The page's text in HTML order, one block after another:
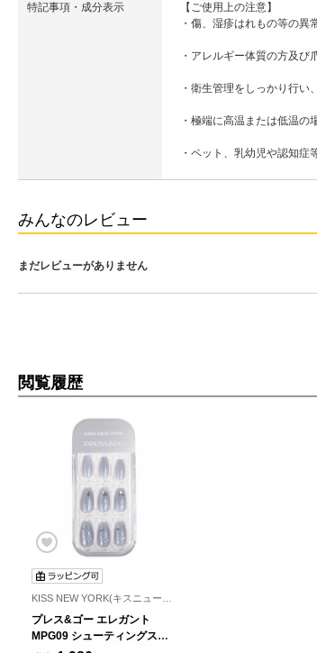
特記事項・成分表示
【ご使用上の注意】
・傷、湿疹はれもの等の異
・アレルギー体質の方及び
・衛生管理をしっかり行い
・極端に高温または低温の
・ペット、乳幼児や認知症
みんなのレビュー
まだレビューがありません
閲覧履歴
プレス&ゴー エレガント
MPG09 シューティングスタ